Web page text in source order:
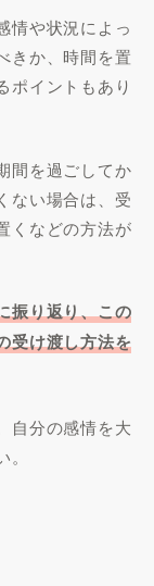
情や状況によっ
きか、時間を置
ポイントもあり
間を過ごしてか
ない場合は、受
くなどの方法が
振り返り、この
受け渡し方法を
自分の感情を大